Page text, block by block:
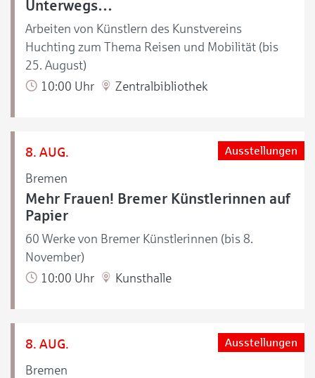
Unterwegs…
Arbeiten von Künstlern des Kunstvereins
Huchting zum Thema Reisen und Mobilität (bis
25. August)
10:00 Uhr
Zentralbibliothek
8. AUG.
Bremen
Ausstellungen
Mehr Frauen! Bremer Künstlerinnen auf
Papier
60 Werke von Bremer Künstlerinnen (bis 8.
November)
10:00 Uhr
Kunsthalle
8. AUG.
Bremen
Ausstellungen